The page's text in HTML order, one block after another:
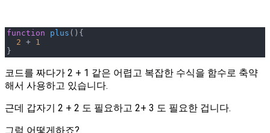
function plus ( ) {
2 + 1
}
코드를 짜다가 2 + 1 같은 어렵고 복잡한 수식을 함수로 축약
해서 사용하고 있습니다.
근데 갑자기 2 + 2 도 필요하고 2+ 3 도 필요한 겁니다.
그럼 어떻게하죠?